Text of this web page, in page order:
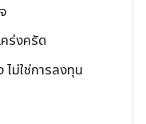
ร่งครัด
ไม่ใช่การลงทุน